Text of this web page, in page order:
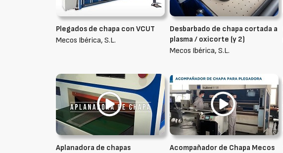
Plegados de chapa con VCUT
Mecos Ibérica, S.L.
Desbarbado de chapa cortada a
plasma / oxicorte (y 2)
Mecos Ibérica, S.L.
Aplanadora de chapas
Acompañador de Chapa Mecos